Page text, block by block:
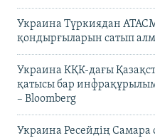
Украина Түркиядан
қондырғыларын сатып
Украина КҚК-дағы
қатысы бар
– Bloomberg
Украина Ресейдің